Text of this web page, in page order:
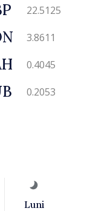
22.5125
3.8611
0.4045
0.2053
Luni